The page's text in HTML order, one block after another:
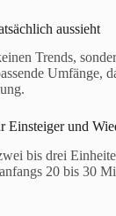
aussieht
Trends,
Umfänge,
Einsteiger und
bis drei
20 bis 30